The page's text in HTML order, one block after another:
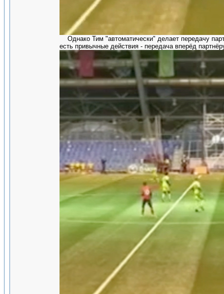
Однако Тим "автоматически" делает передачу
есть привычные действия - передача вперёд